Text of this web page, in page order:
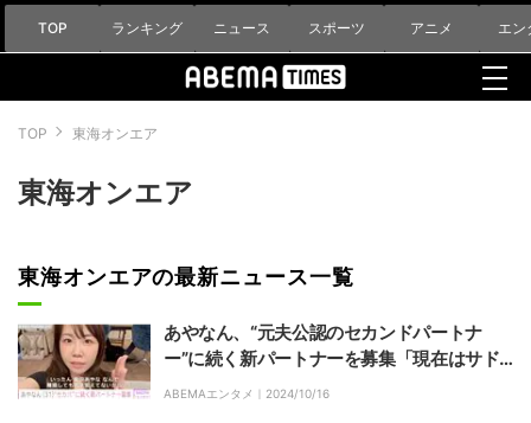
TOP ランキング ニュース スポーツ アニメ エン
TOP 東海オンエア
東海オンエア
東海オンエアの最新ニュース一覧
あやなん、“元夫公認のセカンドパートナ
ー”に続く新パートナーを募集「現在はサド
パも募集中」
ABEMAエンタメ｜ 2024/10/16